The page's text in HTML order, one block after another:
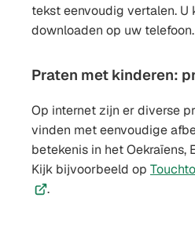
tekst eenvoudig vertalen. U
downloaden op uw
Praten met kinderen:
Op internet zijn er diverse
vinden met eenvoudige
betekenis in het Oekraïens,
Kijk bijvoorbeeld op
.